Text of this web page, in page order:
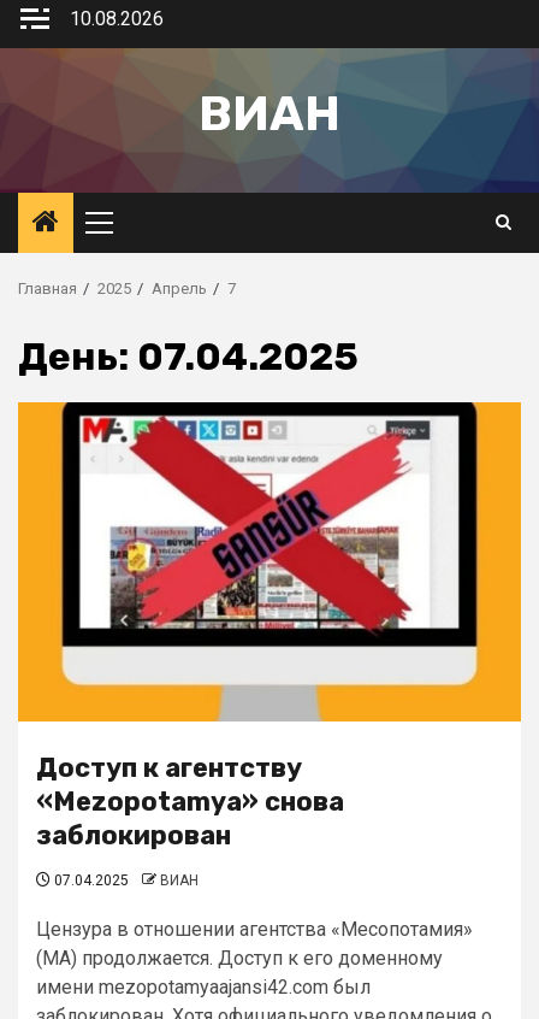
10.08.2026
ВИАН
Главная 2025 Апрель 7
День: 07.04.2025
Доступ к агентству
«Mezopotamya» снова
заблокирован
07.04.2025 ВИАН
Цензура в отношении агентства «Месопотамия»
(МА) продолжается. Доступ к его доменному
имени mezopotamyaajansi42.com был